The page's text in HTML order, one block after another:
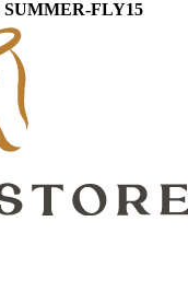
SUMMER-FLY15